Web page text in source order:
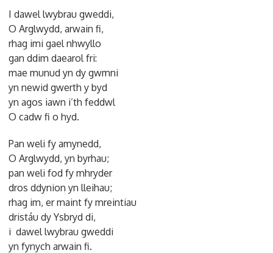
I dawel lwybrau gweddi,
O Arglwydd, arwain fi,
rhag imi gael nhwyllo
gan ddim daearol fri:
mae munud yn dy gwmni
yn newid gwerth y byd
yn agos iawn i’th feddwl
O cadw fi o hyd.
Pan weli fy amynedd,
O Arglwydd, yn byrhau;
pan weli fod fy mhryder
dros ddynion yn lleihau;
rhag im, er maint fy mreintiau
dristáu dy Ysbryd di,
i dawel lwybrau gweddi
yn fynych arwain fi.